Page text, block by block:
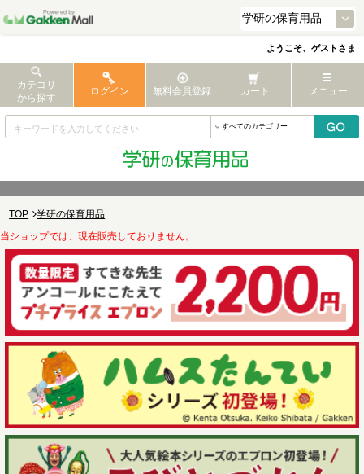
ようこそ、ゲストさま
カテゴリ
から探す
ログイン 無料会員登録 カート メニュー
TOP
学研の保育用品
当ショップでは、現在販売しておりません。